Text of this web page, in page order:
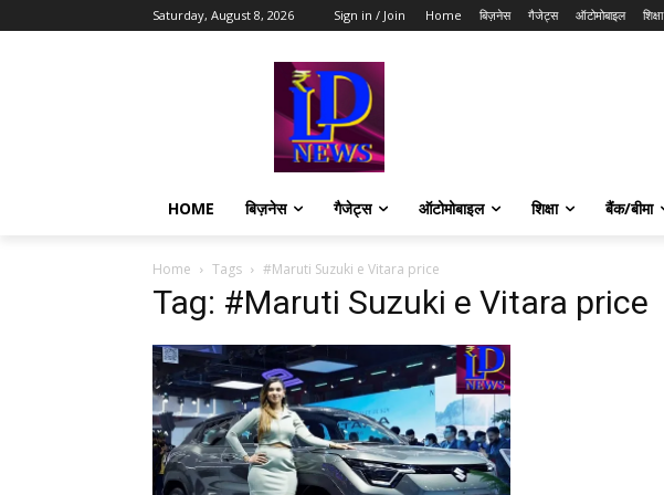
Saturday, August 8, 2026 Sign in / Join Home बिज़नेस गैजेट्स ऑटोमोबाइल शिक्षा
HOME बिज़नेस गैजेट्स ऑटोमोबाइल शिक्षा बैंक/बीमा
Home Tags #Maruti Suzuki e Vitara price
Tag: #Maruti Suzuki e Vitara price